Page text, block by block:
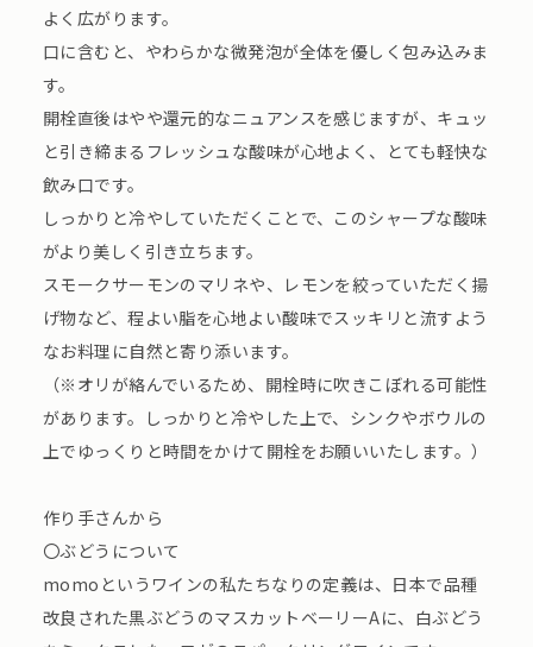
よく広がります。
口に含むと、やわらかな微発泡が全体を優しく包み込みま
す。
開栓直後はやや還元的なニュアンスを感じますが、キュッ
と引き締まるフレッシュな酸味が心地よく、とても軽快な
飲み口です。
しっかりと冷やしていただくことで、このシャープな酸味
がより美しく引き立ちます。
スモークサーモンのマリネや、レモンを絞っていただく揚
げ物など、程よい脂を心地よい酸味でスッキリと流すよう
なお料理に自然と寄り添います。
（※オリが絡んでいるため、開栓時に吹きこぼれる可能性
があります。しっかりと冷やした上で、シンクやボウルの
上でゆっくりと時間をかけて開栓をお願いいたします。）
作り手さんから
〇ぶどうについて
momoというワインの私たちなりの定義は、日本で品種
改良された黒ぶどうのマスカットベーリーAに、白ぶどう